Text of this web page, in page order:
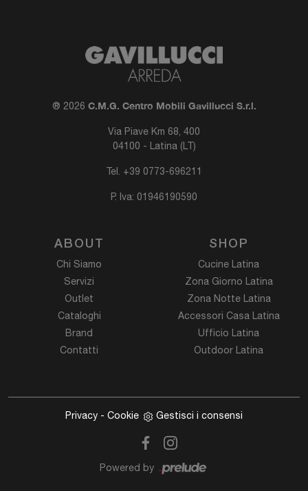
® 2026 C.M.G. Centro Mobili Gavillucci S.r.l.
Via Piave Km 68, 400
04100 - Latina (LT)
Tel. +39 0773-696211
P. Iva: 01946190590
ABOUT
Chi Siamo
Servizi
Outlet
Cataloghi
Brand
Contatti
SHOP
Cucine Latina
Zona Giorno Latina
Zona Notte Latina
Accessori Casa Latina
Ufficio Latina
Outdoor Latina
Privacy - Cookie Gestisci i consensi
Powered by